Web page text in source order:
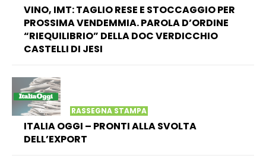
VINO, IMT: TAGLIO RESE E STOCCAGGIO PER
PROSSIMA VENDEMMIA. PAROLA D’ORDINE
“RIEQUILIBRIO” DELLA DOC VERDICCHIO
CASTELLI DI JESI
RASSEGNA STAMPA
ITALIA OGGI – PRONTI ALLA SVOLTA
DELL’EXPORT